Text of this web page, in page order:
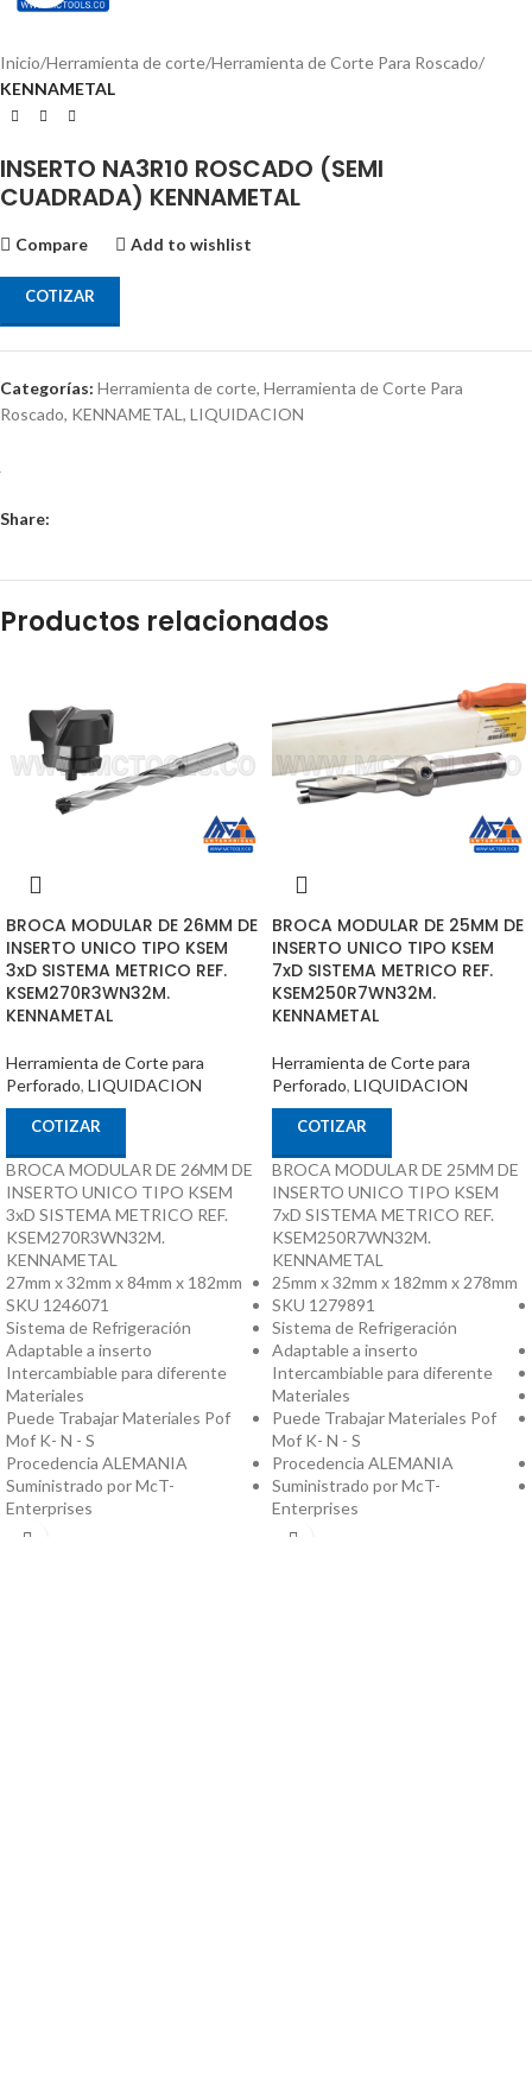
Inicio Herramienta de corte Herramienta de Corte Para Roscado
KENNAMETAL
INSERTO NA3R10 ROSCADO (SEMI
CUADRADA) KENNAMETAL
Compare Add to wishlist
COTIZAR
Categorías: Herramienta de corte, Herramienta de Corte Para
Roscado, KENNAMETAL , LIQUIDACION
Share:
Productos relacionados
BROCA MODULAR DE 26MM DE
INSERTO UNICO TIPO KSEM
3xD SISTEMA METRICO REF.
KSEM270R3WN32M.
KENNAMETAL
Herramienta de Corte para
Perforado, LIQUIDACION
COTIZAR
BROCA MODULAR DE 26MM DE
INSERTO UNICO TIPO KSEM
3xD SISTEMA METRICO REF.
KSEM270R3WN32M.
KENNAMETAL
27mm x 32mm x 84mm x 182mm
SKU 1246071
Sistema de Refrigeración
Adaptable a inserto
Intercambiable para diferente
Materiales
Puede Trabajar Materiales Pof
Mof K- N - S
Procedencia ALEMANIA
Suministrado por McT-
Enterprises
BROCA MODULAR DE 25MM DE
INSERTO UNICO TIPO KSEM
7xD SISTEMA METRICO REF.
KSEM250R7WN32M.
KENNAMETAL
Herramienta de Corte para
Perforado, LIQUIDACION
COTIZAR
BROCA MODULAR DE 25MM DE
INSERTO UNICO TIPO KSEM
7xD SISTEMA METRICO REF.
KSEM250R7WN32M.
KENNAMETAL
25mm x 32mm x 182mm x 278mm
SKU 1279891
Sistema de Refrigeración
Adaptable a inserto
Intercambiable para diferente
Materiales
Puede Trabajar Materiales Pof
Mof K- N - S
Procedencia ALEMANIA
Suministrado por McT-
Enterprises